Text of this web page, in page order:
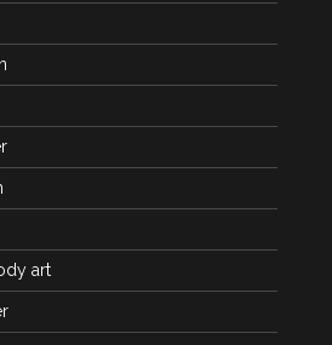
art